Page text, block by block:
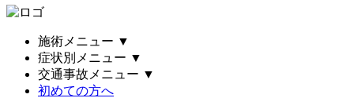
施術メニュー ▼
症状別メニュー ▼
交通事故メニュー ▼
初めての方へ